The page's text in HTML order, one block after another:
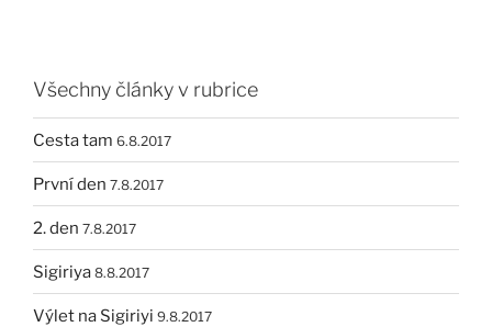
Všechny články v rubrice
Cesta tam 6.8.2017
První den 7.8.2017
2. den 7.8.2017
Sigiriya 8.8.2017
Výlet na Sigiriyi 9.8.2017